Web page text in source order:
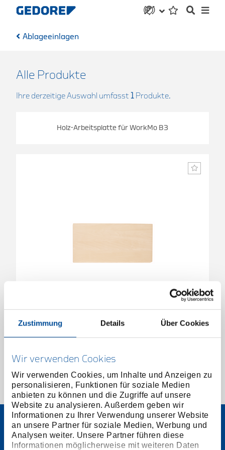
Zustimmung Details Über Cookies
Wir verwenden Cookies
Wir verwenden Cookies, um Inhalte und Anzeigen zu
personalisieren, Funktionen für soziale Medien
anbieten zu können und die Zugriffe auf unsere
Website zu analysieren. Außerdem geben wir
Informationen zu Ihrer Verwendung unserer Website
an unsere Partner für soziale Medien, Werbung und
Analysen weiter. Unsere Partner führen diese
Informationen möglicherweise mit weiteren Daten
Ablageeinlagen
Alle Produkte
Ihre derzeitige Auswahl umfasst 1 Produkte.
Holz-Arbeitsplatte für WorkMo B3
Holz-Arbeitsplatte für WorkMo B3
2954370/ 1110 WMHP 3
Preis auf Anfrage
1 von 1